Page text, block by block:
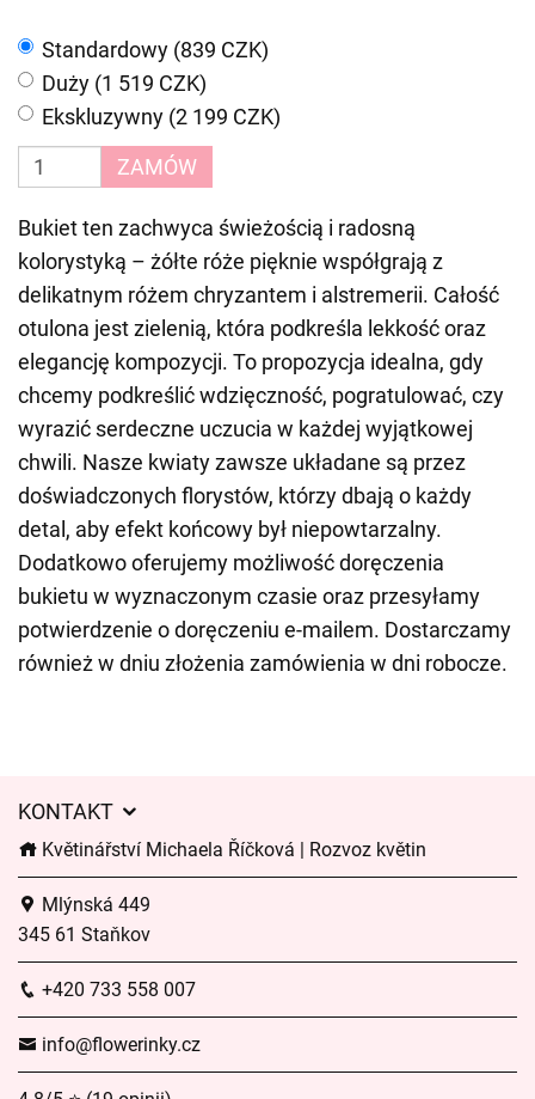
Standardowy (839 CZK)
Duży (1 519 CZK)
Ekskluzywny (2 199 CZK)
ZAMÓW
Bukiet ten zachwyca świeżością i radosną
kolorystyką – żółte róże pięknie współgrają z
delikatnym różem chryzantem i alstremerii. Całość
otulona jest zielenią, która podkreśla lekkość oraz
elegancję kompozycji. To propozycja idealna, gdy
chcemy podkreślić wdzięczność, pogratulować, czy
wyrazić serdeczne uczucia w każdej wyjątkowej
chwili. Nasze kwiaty zawsze układane są przez
doświadczonych florystów, którzy dbają o każdy
detal, aby efekt końcowy był niepowtarzalny.
Dodatkowo oferujemy możliwość doręczenia
bukietu w wyznaczonym czasie oraz przesyłamy
potwierdzenie o doręczeniu e-mailem. Dostarczamy
również w dniu złożenia zamówienia w dni robocze.
KONTAKT
Květinářství Michaela Říčková | Rozvoz květin
Mlýnská 449
345 61 Staňkov
+420 733 558 007
info@flowerinky.cz